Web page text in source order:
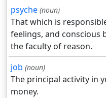
psyche (noun)
That which is
feelings, and conscious
the faculty of reason.
job (noun)
The principal activity in
money.